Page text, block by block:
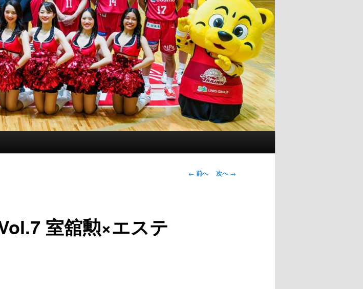
投
← 前へ 次へ→
室舘勲×エステ